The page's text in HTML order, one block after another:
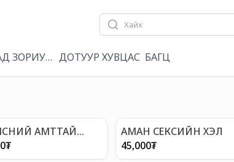
ЗОРИУЛСАНДОТУУР ХУВЦАС БАГЦ
АМТТАЙ
ЧИЙГШҮҮЛЭГЧ
(АВСТРАЛИ)
₮
АМАН СЕКСИЙН ХЭЛ
45,000₮